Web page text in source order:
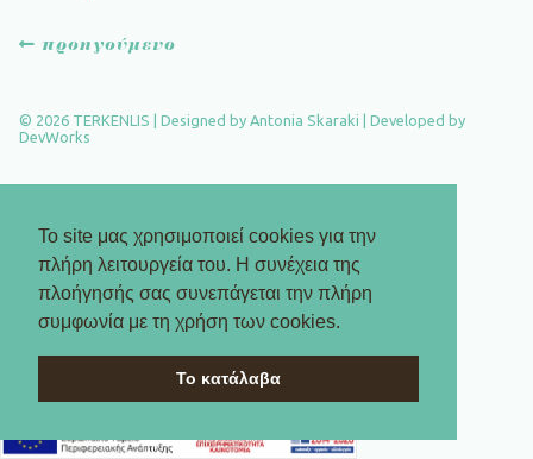
Το site μας χρησιμοποιεί cookies για την
πλήρη λειτουργεία του. Η συνέχεια της
πλοήγησής σας συνεπάγεται την πλήρη
συμφωνία με τη χρήση των cookies.
Το κατάλαβα
Πλοήγηση
προηγούμενο
© 2026 TERKENLIS | Designed by Antonia Skaraki | Developed by
DevWorks